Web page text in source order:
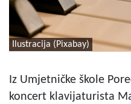
Ilustracija (Pixabay)
Iz Umjetničke škole
koncert klavijaturista